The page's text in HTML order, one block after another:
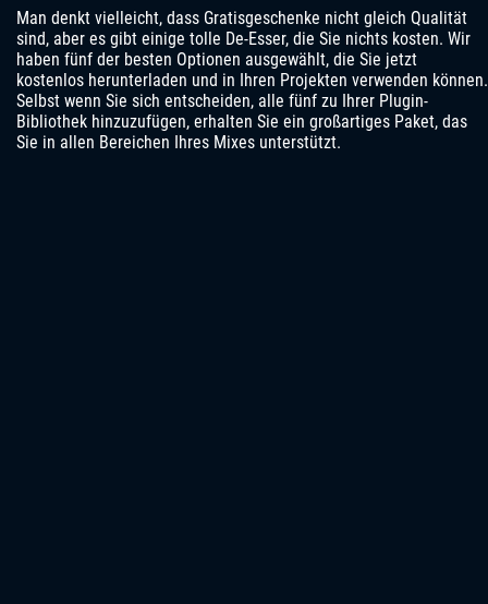
Man denkt vielleicht, dass Gratisgeschenke nicht gleich Qualität
sind, aber es gibt einige tolle De-Esser, die Sie nichts kosten. Wir
haben fünf der besten Optionen ausgewählt, die Sie jetzt
kostenlos herunterladen und in Ihren Projekten verwenden können.
Selbst wenn Sie sich entscheiden, alle fünf zu Ihrer Plugin-
Bibliothek hinzuzufügen, erhalten Sie ein großartiges Paket, das
Sie in allen Bereichen Ihres Mixes unterstützt.